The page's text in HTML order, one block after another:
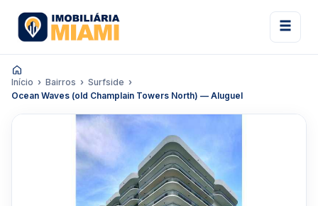
Início Bairros
Surfside
Ocean Waves (old Champlain Towers North) — Aluguel